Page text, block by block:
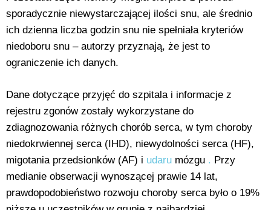
sporadycznie niewystarczającej ilości snu, ale średnio
ich dzienna liczba godzin snu nie spełniała kryteriów
niedoboru snu – autorzy przyznają, że jest to
ograniczenie ich danych.
Dane dotyczące przyjęć do szpitala i informacje z
rejestru zgonów zostały wykorzystane do
zdiagnozowania różnych chorób serca, w tym choroby
niedokrwiennej serca (IHD), niewydolności serca (HF),
migotania przedsionków (AF) i udaru mózgu . Przy
medianie obserwacji wynoszącej prawie 14 lat,
prawdopodobieństwo rozwoju choroby serca było o 19%